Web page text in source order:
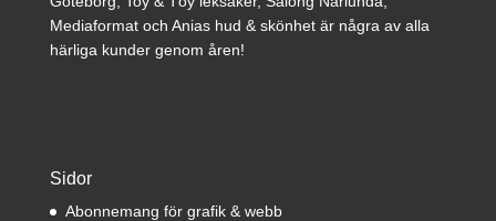
Mediaformat och Anias hud & skönhet är några av alla
härliga kunder genom åren!
Sidor
Abonnemang för grafik & webb